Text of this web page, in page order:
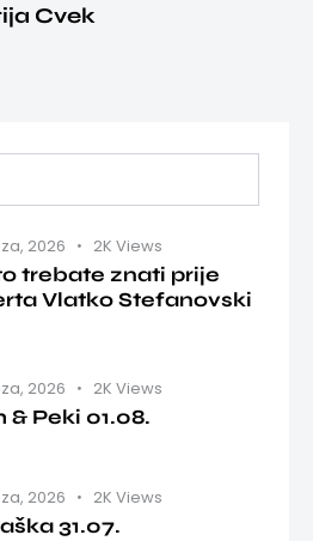
Cvek
2026 2K Views
trebate znati prije
Vlatko Stefanovski
2026 2K Views
& Peki 01.08.
2026 2K Views
31.07.